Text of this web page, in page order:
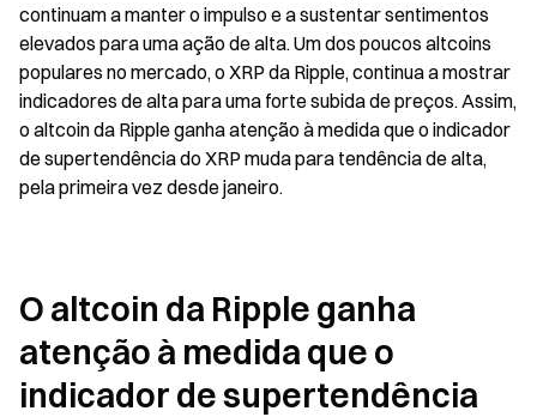
continuam a manter o impulso e a sustentar sentimentos
elevados para uma ação de alta. Um dos poucos altcoins
populares no mercado, o XRP da Ripple, continua a mostrar
indicadores de alta para uma forte subida de preços. Assim,
o altcoin da Ripple ganha atenção à medida que o indicador
de supertendência do XRP muda para tendência de alta,
pela primeira vez desde janeiro.
O altcoin da Ripple ganha
atenção à medida que o
indicador de supertendência